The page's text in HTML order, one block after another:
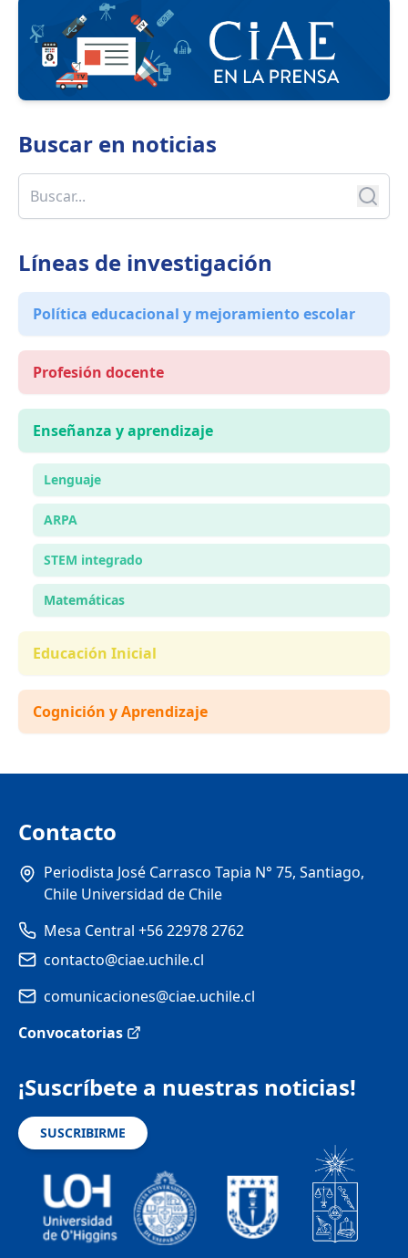
Buscar en noticias
Líneas de investigación
Política educacional y mejoramiento escolar
Profesión docente
Enseñanza y aprendizaje
Lenguaje
ARPA
STEM integrado
Matemáticas
Educación Inicial
Cognición y Aprendizaje
Contacto
Periodista José Carrasco Tapia N° 75, Santiago,
Chile Universidad de Chile
Mesa Central +56 22978 2762
contacto@ciae.uchile.cl
comunicaciones@ciae.uchile.cl
Convocatorias
¡Suscríbete a nuestras noticias!
SUSCRIBIRME